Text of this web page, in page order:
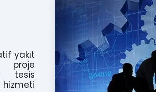
yakıt
proje
tesis